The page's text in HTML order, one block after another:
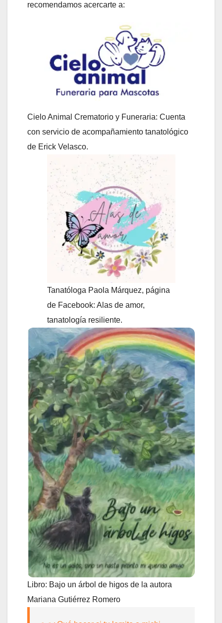
recomendamos acercarte a:
Cielo Animal Crematorio y Funeraria: Cuenta
con servicio de acompañamiento tanatológico
de Erick Velasco.
Tanatóloga Paola Márquez, página
de Facebook: Alas de amor,
tanatología resiliente.
Libro: Bajo un árbol de higos de la autora
Mariana Gutiérrez Romero